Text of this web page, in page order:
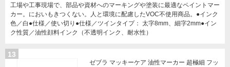
工場や工事現場で、部品や資材へのマーキングや塗装に最適なペイントマー
カー。においもきつくない。人と環境に配慮したVOC不使用商品。●インク
色／白●仕様／使い切り●仕様／ツインタイプ： 太字8mm、細字2mm●イン
ク性質／油性顔料インク（不透明インク、耐水性）
13
ゼブラ マッキーケア 油性マーカー 超極細 フッ